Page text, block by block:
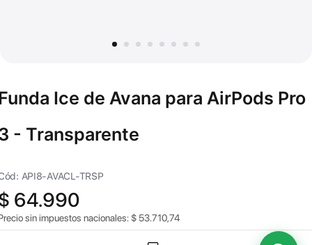
Ice de Avana para AirPods Pro
- Transparente
API8-AVACL-TRSP
64.990
sin impuestos nacionales: $ 53.710,74